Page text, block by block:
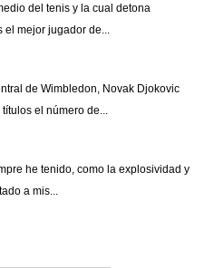
del tenis y la cual detona
mejor jugador de...
de Wimbledon, Novak Djokovic
el número de...
he tenido, como la explosividad y
a mis...